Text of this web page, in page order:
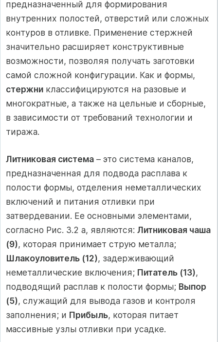
предназначенный для формирования
внутренних полостей, отверстий или сложных
контуров в отливке. Применение стержней
значительно расширяет конструктивные
возможности, позволяя получать заготовки
самой сложной конфигурации. Как и формы,
стержни классифицируются на разовые и
многократные, а также на цельные и сборные,
в зависимости от требований технологии и
тиража.
Литниковая система – это система каналов,
предназначенная для подвода расплава к
полости формы, отделения неметаллических
включений и питания отливки при
затвердевании. Ее основными элементами,
согласно Рис. 3.2 а, являются: Литниковая чаша
(9), которая принимает струю металла;
Шлакоуловитель (12), задерживающий
неметаллические включения; Питатель (13),
подводящий расплав к полости формы; Выпор
(5), служащий для вывода газов и контроля
заполнения; и Прибыль, которая питает
массивные узлы отливки при усадке.